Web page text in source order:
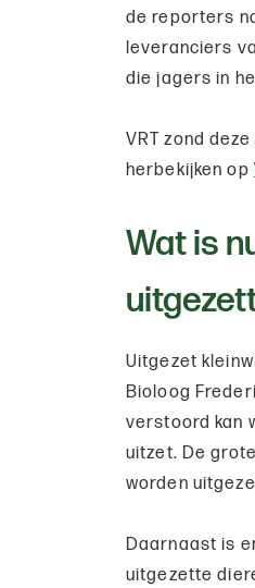
de reporters
leveranciers
die jagers in
VRT zond
herbekijken op
Wat is
Uitgezet
Bioloog
verstoord kan
uitzet. De
worden
Daarnaast is
uitgezette